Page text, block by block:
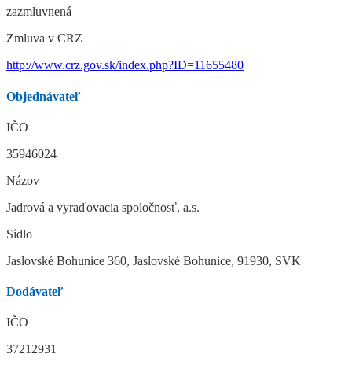
zazmluvnená
Zmluva v CRZ
http://www.crz.gov.sk/index.php?ID=11655480
Objednávateľ
IČO
35946024
Názov
Jadrová a vyraďovacia spoločnosť, a.s.
Sídlo
Jaslovské Bohunice 360, Jaslovské Bohunice, 91930, SVK
Dodávateľ
IČO
37212931